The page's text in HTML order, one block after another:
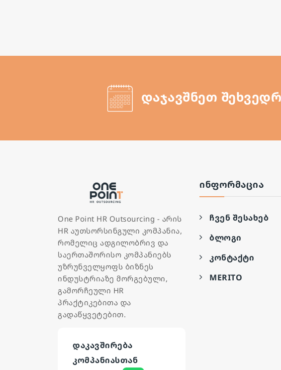
დაჯავშნეთ
One Point HR Outsourcing - არის
HR აუთსორსინგული კომპანია,
რომელიც ადგილობრივ და
საერთაშორისო კომპანიებს
უზრუნველყოფს ბიზნეს
ინდუსტრიაზე მორგებული,
გამორჩეული HR
პრაქტიკებითა და
გადაწყვეტებით.
დაკავშირება
კომპანიასთან
ᲘᲜᲤᲝᲠᲛᲐᲪᲘᲐ
ჩვენ შესახებ
ბლოგი
კონტაქტი
MERITO